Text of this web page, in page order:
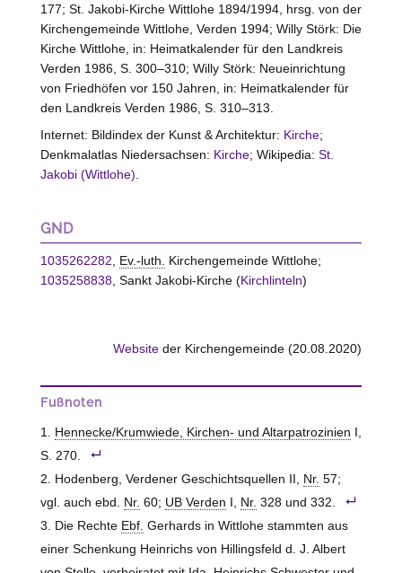
177; St. Jakobi-Kirche Wittlohe 1894/1994, hrsg. von der
Kirchengemeinde Wittlohe, Verden 1994; Willy Störk: Die
Kirche Wittlohe, in: Heimatkalender für den Landkreis
Verden 1986, S. 300–310; Willy Störk: Neueinrichtung
von Friedhöfen vor 150 Jahren, in: Heimatkalender für
den Landkreis Verden 1986, S. 310–313.
Internet: Bildindex der Kunst & Architektur: Kirche;
Denkmalatlas Niedersachsen: Kirche; Wikipedia: St.
Jakobi (Wittlohe)
GND
1035262282 Ev.-luth.
Kirchengemeinde Wittlohe;
1035258838, Sankt Jakobi-Kirche (Kirchlinteln)
Website der Kirchengemeinde (20.08.2020)
Fußnoten
Hennecke/Krumwiede, Kirchen- und Altarpatrozinien I,
S. 270.
Hodenberg, Verdener Geschichtsquellen II, Nr. 57;
vgl. auch ebd. Nr. 60; UB Verden I, Nr. 328 und 332.
Die Rechte Ebf. Gerhards in Wittlohe stammten aus
einer Schenkung Heinrichs von Hillingsfeld d. J. Albert